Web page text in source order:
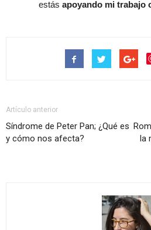
estás apoyando mi trabajo
Artículo anterior
Síndrome de Peter Pan; ¿Qué es
y cómo nos afecta?
la